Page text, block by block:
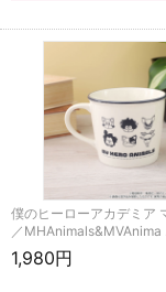
僕のヒーローアカデミア
／MHAnimals&MVAnima
1,980円